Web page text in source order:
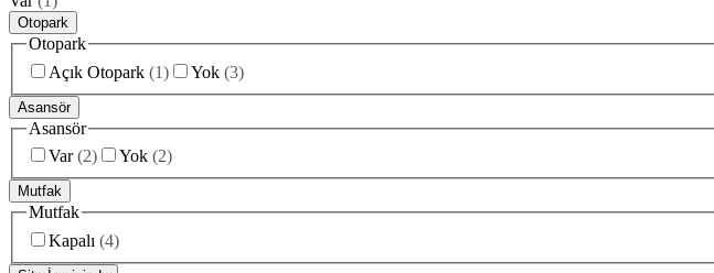
Otopark
Otopark
Açık Otopark (1) Yok (3)
Asansör
Asansör
Var (2) Yok (2)
Mutfak
Mutfak
Kapalı (4)